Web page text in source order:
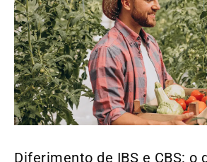
Diferimento de IBS e CBS: o